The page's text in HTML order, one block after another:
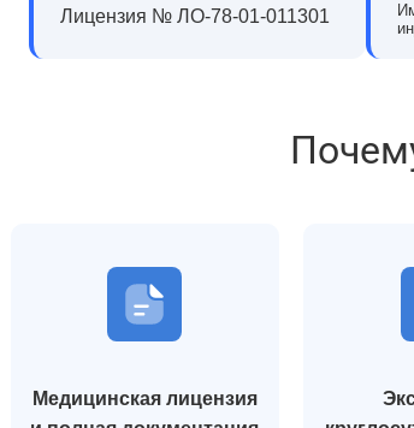
Лицензия № ЛО-78-01-011301
Медицинская лицензия